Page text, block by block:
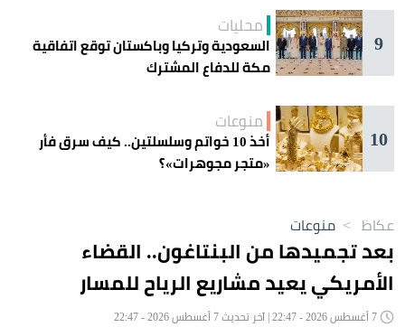
9
محليات
السعودية وتركيا وباكستان توقع اتفاقية
مكة للدفاع المشترك
10
منوعات
أخذ 10 خواتم وسلسلتين.. كيف سرق فأر
«متجر مجوهرات»؟
عكاظ > منوعات
بعد تجميدها من البنتاغون.. القضاء
الأمريكي يعيد مشاريع الرياح للمسار